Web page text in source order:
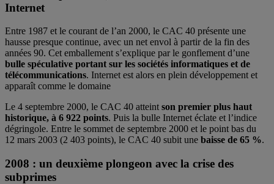
Internet
Entre 1987 et le courant de l’an 2000, le CAC 40 présente une
hausse presque continue, avec un net envol à partir de la fin des
années 90. Cet emballement s’explique par le gonflement d’une
bulle spéculative portant sur les sociétés informatiques et de
télécommunications. Internet est alors en plein développement et
apparaît comme le domaine
Le 4 septembre 2000, le CAC 40 atteint son premier plus haut
historique, à 6 922 points. Puis la bulle Internet éclate et l’indice
dégringole. Entre le sommet de septembre 2000 et le point bas du
12 mars 2003 (2 403 points), le CAC 40 subit une baisse de 65 %.
2008 : un deuxième plongeon avec la crise des
subprimes